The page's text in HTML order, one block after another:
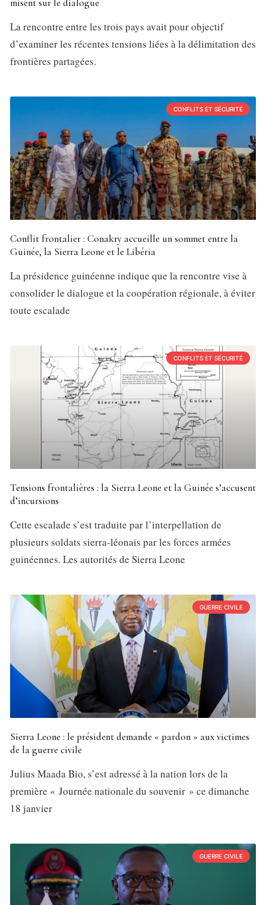
misent sur le dialogue
La rencontre entre les trois pays avait pour objectif
d’examiner les récentes tensions liées à la délimitation des
frontières partagées.
CONFLITS ET SÉCURITÉ
Conflit frontalier : Conakry accueille un sommet entre la
Guinée, la Sierra Leone et le Libéria
La présidence guinéenne indique que la rencontre vise à
consolider le dialogue et la coopération régionale, à éviter
toute escalade
CONFLITS ET SÉCURITÉ
Tensions frontalières : la Sierra Leone et la Guinée s’accusent
d’incursions
Cette escalade s’est traduite par l’interpellation de
plusieurs soldats sierra-léonais par les forces armées
guinéennes. Les autorités de Sierra Leone
GUERRE CIVILE
Sierra Leone : le président demande « pardon » aux victimes
de la guerre civile
Julius Maada Bio, s’est adressé à la nation lors de la
première « Journée nationale du souvenir » ce dimanche
18 janvier
GUERRE CIVILE